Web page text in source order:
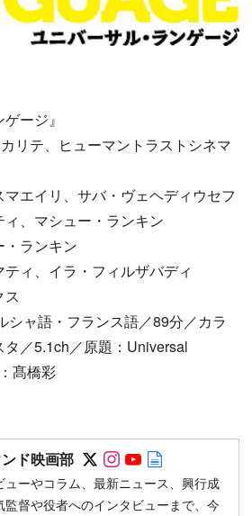
ージ』
リテ、ヒューマントラストシネマ
エイリ、サバ・ヴェヘディウセフ
、マシュー・ランキン
・ランキン
ィ、イラ・フィルザバディ
ス
シャ語・フランス語／89分／カラ
／5.1ch／原題：Universal
髙橋彩
ド映画部 Follow on SNS
Follow on SNS
Follow on
ューやコラム、最新ニュース、興行成
監督や役者へのインタビューまで、今